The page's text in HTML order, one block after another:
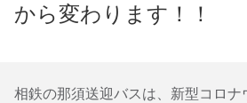
から変わります！！
相鉄の那須送迎バスは、新型コロナ